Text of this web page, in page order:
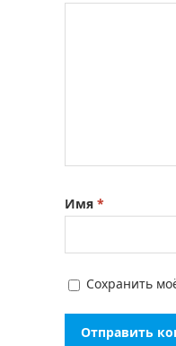
Имя *
Сохранить